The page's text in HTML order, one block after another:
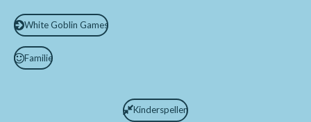
White Goblin Games
Familie
Kinderspellen